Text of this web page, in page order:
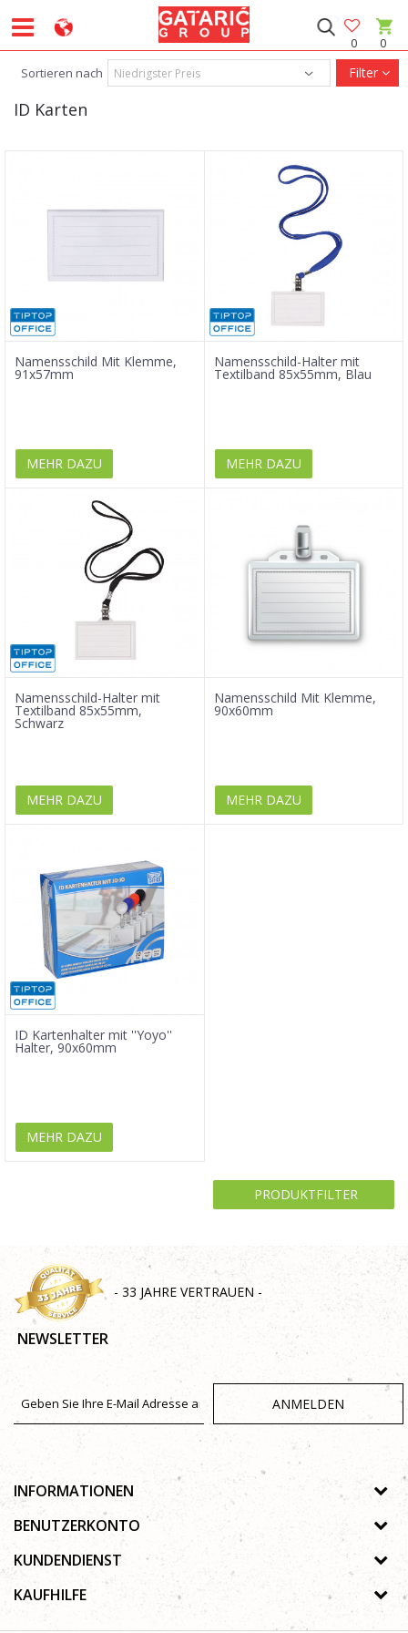
0
0
ID Karten
Sortieren nach Filter
Namensschild Mit Klemme,
91x57mm
MEHR DAZU
Namensschild-Halter mit
Textilband 85x55mm, Blau
MEHR DAZU
Namensschild-Halter mit
Textilband 85x55mm,
Schwarz
MEHR DAZU
Namensschild Mit Klemme,
90x60mm
MEHR DAZU
ID Kartenhalter mit ''Yoyo''
Halter, 90x60mm
MEHR DAZU
PRODUKTFILTER
- 33 JAHRE VERTRAUEN -
NEWSLETTER
ANMELDEN
INFORMATIONEN
Über uns
Geschäfte
Galerie
Zusammenarbeit
BENUTZERKONTO
Registrierungsanweisungen
Passwort vergessen
Wunschzettel
KUNDENDIENST
Datenschutz-Bestimmungen
KAUFHILFE